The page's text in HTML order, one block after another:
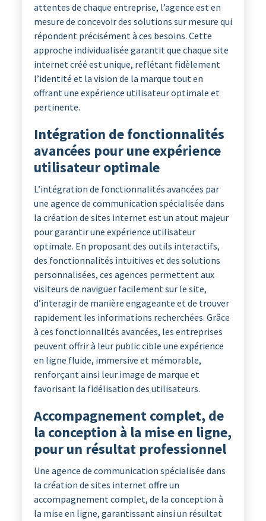
attentes de chaque entreprise, l’agence est en
mesure de concevoir des solutions sur mesure qui
répondent précisément à ces besoins. Cette
approche individualisée garantit que chaque site
internet créé est unique, reflétant fidèlement
l’identité et la vision de la marque tout en
offrant une expérience utilisateur optimale et
pertinente.
Intégration de fonctionnalités
avancées pour une expérience
utilisateur optimale
L’intégration de fonctionnalités avancées par
une agence de communication spécialisée dans
la création de sites internet est un atout majeur
pour garantir une expérience utilisateur
optimale. En proposant des outils interactifs,
des fonctionnalités intuitives et des solutions
personnalisées, ces agences permettent aux
visiteurs de naviguer facilement sur le site,
d’interagir de manière engageante et de trouver
rapidement les informations recherchées. Grâce
à ces fonctionnalités avancées, les entreprises
peuvent offrir à leur public cible une expérience
en ligne fluide, immersive et mémorable,
renforçant ainsi leur image de marque et
favorisant la fidélisation des utilisateurs.
Accompagnement complet, de
la conception à la mise en ligne,
pour un résultat professionnel
Une agence de communication spécialisée dans
la création de sites internet offre un
accompagnement complet, de la conception à
la mise en ligne, garantissant ainsi un résultat